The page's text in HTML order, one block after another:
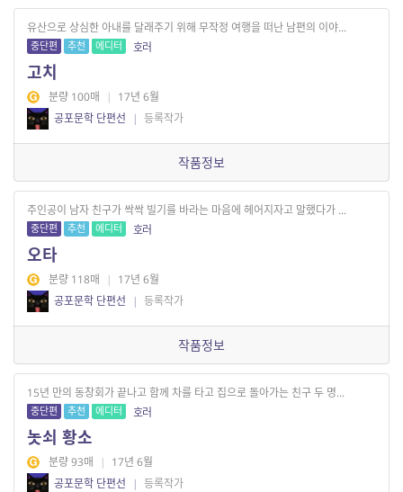
유산으로 상심한 아내를 달래주기 위해 무작정 여행을 떠난 남편의 이야...
중단편 추천 에디터 호러
고치
분량 100매 | 17년 6월
공포문학 단편선
| 등록작가
작품정보
주인공이 남자 친구가 싹싹 빌기를 바라는 마음에 헤어지자고 말했다가 ...
중단편 추천 에디터 호러
오타
분량 118매 | 17년 6월
공포문학 단편선
| 등록작가
작품정보
15년 만의 동창회가 끝나고 함께 차를 타고 집으로 돌아가는 친구 두 명...
중단편 추천 에디터 호러
놋쇠 황소
분량 93매 | 17년 6월
공포문학 단편선
| 등록작가